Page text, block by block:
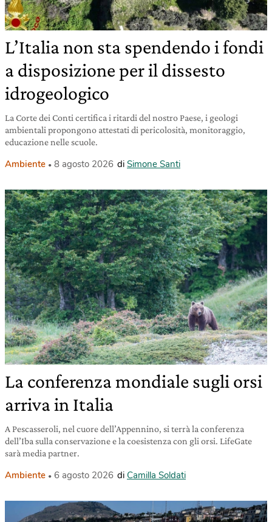
L’Italia non sta spendendo i fondi
a disposizione per il dissesto
idrogeologico
La Corte dei Conti certifica i ritardi del nostro Paese, i geologi
ambientali propongono attestati di pericolosità, monitoraggio,
educazione nelle scuole.
Ambiente 8 agosto 2026 di Simone Santi
La conferenza mondiale sugli orsi
arriva in Italia
A Pescasseroli, nel cuore dell’Appennino, si terrà la conferenza
dell’Iba sulla conservazione e la coesistenza con gli orsi. LifeGate
sarà media partner.
Ambiente 6 agosto 2026 di Camilla Soldati